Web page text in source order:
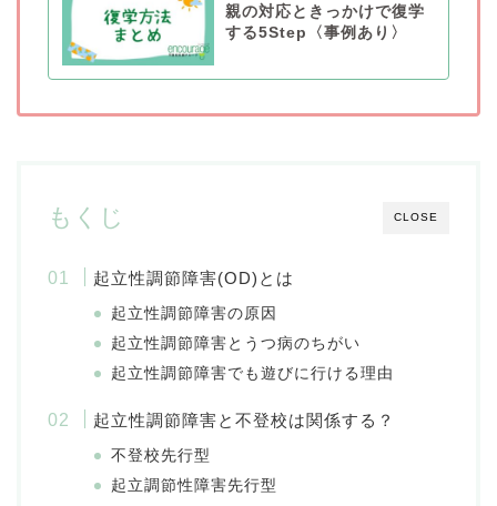
親の対応ときっかけで復学
する5Step〈事例あり〉
CLOSE
もくじ
起立性調節障害(OD)とは
起立性調節障害の原因
起立性調節障害とうつ病のちがい
起立性調節障害でも遊びに行ける理由
起立性調節障害と不登校は関係する？
不登校先行型
起立調節性障害先行型